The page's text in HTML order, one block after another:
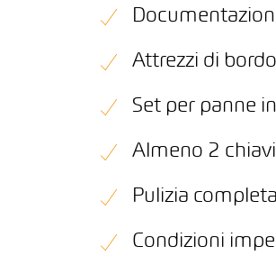
Attrezzi di
Set per panne
Almeno 2
Pulizia completa
Condizioni